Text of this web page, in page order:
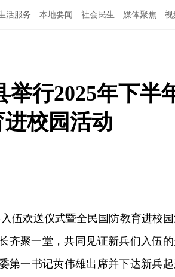
活服务 本地要闻 社会民生 媒体聚焦 视
行2025年下半
校园活动
伍欢送仪式暨全民国防教育进校
齐聚一堂，共同见证新兵们入伍
第一书记黄伟雄出席并下达新兵